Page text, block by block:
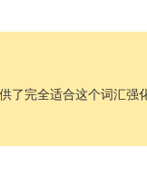
了完全适合这个词汇强